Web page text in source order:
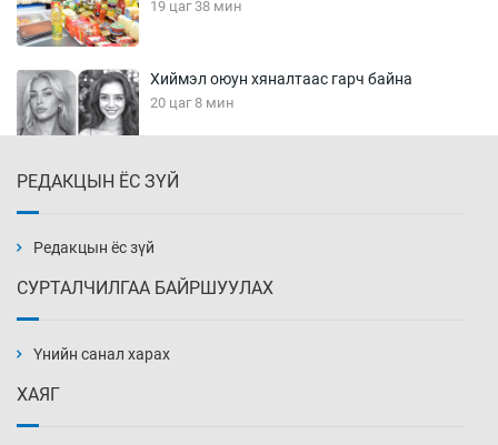
19 цаг 38 мин
Хиймэл оюун хяналтаас гарч байна
20 цаг 8 мин
20 цаг 38 мин
нэмэгджээ
РЕДАКЦЫН ЁС ЗҮЙ
Редакцын ёс зүй
СУРТАЛЧИЛГАА БАЙРШУУЛАХ
Үнийн санал харах
ХАЯГ